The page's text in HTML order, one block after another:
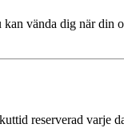
vända dig när din
reserverad varje